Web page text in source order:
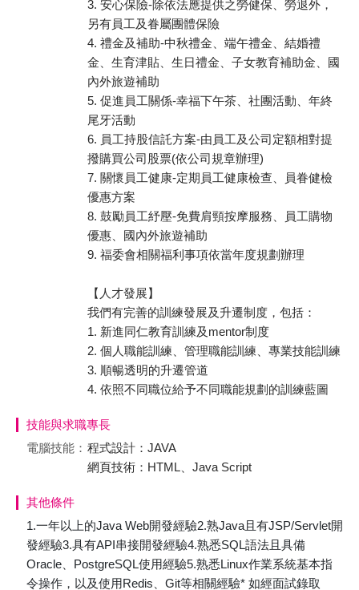
3. 安心保險-除依法應提供之勞健保、勞退外，
另有員工及眷屬團體保險
4. 禮金及補助-中秋禮金、端午禮金、結婚禮
金、生育津貼、生日禮金、子女教育補助金、國
內外旅遊補助
5. 促進員工關係-幸福下午茶、社團活動、年終
尾牙活動
6. 員工持股信託方案-由員工及公司定額相對提
撥購買公司股票(依公司規章辦理)
7. 關懷員工健康-定期員工健康檢查、員眷健檢
優惠方案
8. 鼓勵員工紓壓-免費肩頸按摩服務、員工購物
優惠、國內外旅遊補助
9. 福委會相關福利事項依當年度規劃辦理
【人才發展】
我們有完善的訓練發展及升遷制度，包括：
1. 新進同仁教育訓練及mentor制度
2. 個人職能訓練、管理職能訓練、專業技能訓練
3. 順暢透明的升遷管道
4. 依照不同職位給予不同職能規劃的訓練藍圖
技能與求職專長
電腦技能： 程式設計：JAVA
網頁技術：HTML、Java Script
其他條件
1.一年以上的Java Web開發經驗2.熟Java且有JSP/Servlet開
發經驗3.具有API串接開發經驗4.熟悉SQL語法且具備
Oracle、PostgreSQL使用經驗5.熟悉Linux作業系統基本指
令操作，以及使用Redis、Git等相關經驗* 如經面試錄取